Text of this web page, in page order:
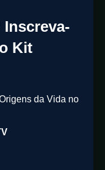
Inscreva-
Kit
da Vida no